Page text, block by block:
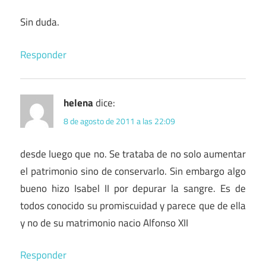
Sin duda.
Responder
helenadice:
8 de agosto de 2011 a las 22:09
desde luego que no. Se trataba de no solo aumentar
el patrimonio sino de conservarlo. Sin embargo algo
bueno hizo Isabel II por depurar la sangre. Es de
todos conocido su promiscuidad y parece que de ella
y no de su matrimonio nacio Alfonso XII
Responder